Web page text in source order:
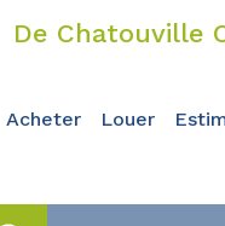
De Chatouville
acheter louer